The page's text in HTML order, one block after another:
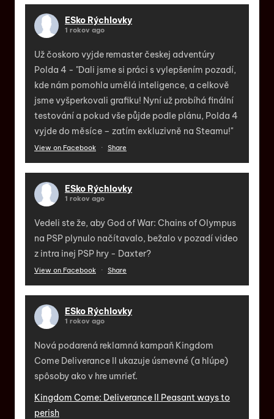
ESko Rýchlovky
1 rokov ago
Už čoskoro vyjde remaster českej adventúry
Polda 4 - "Dali jsme si práci s vylepšením pozadí,
kde nám pomohla umělá inteligence, a celkově
jsme vyšperkovali grafiku! Nyní už probíhá finální
testování a pokud vše půjde podle plánu, Polda 4
vyjde do měsíce – zatím exkluzivně na Steamu!"
View on Facebook · Share
ESko Rýchlovky
1 rokov ago
Vedeli ste že, aby God of War: Chains of Olympus
na PSP plynulo načítavalo, bežalo v pozadí video
z intra inej PSP hry - Daxter?
View on Facebook · Share
ESko Rýchlovky
1 rokov ago
Nová podarená reklamná kampaň Kingdom
Come Deliverance II ukazuje úsmevné (a hlúpe)
spôsoby ako v hre umrieť.
Kingdom Come: Deliverance II Peasant ways to
perish